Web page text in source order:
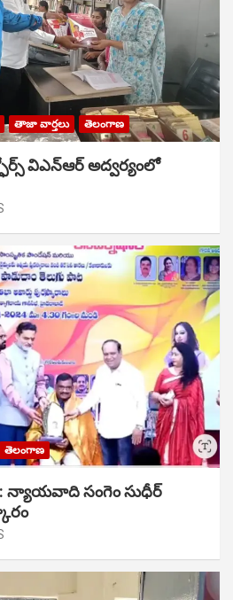
తాజా వార్తలు తెలంగాణ
విఎన్ఆర్ అద్వర్యంలో
తెలంగాణ
న్యాయవాది సంగెం సుధీర్